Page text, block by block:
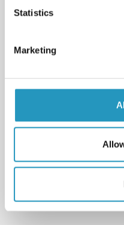
Statistics
Marketing
Мы предлагаем
soft, narrow или wide
версия narrow лучше
просранства, а